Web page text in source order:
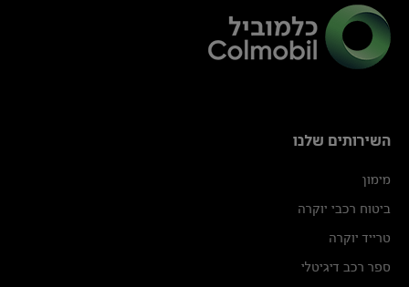
השירותים שלנו
מימון
ביטוח רכבי יוקרה
טרייד יוקרה
ספר רכב דיגיטלי